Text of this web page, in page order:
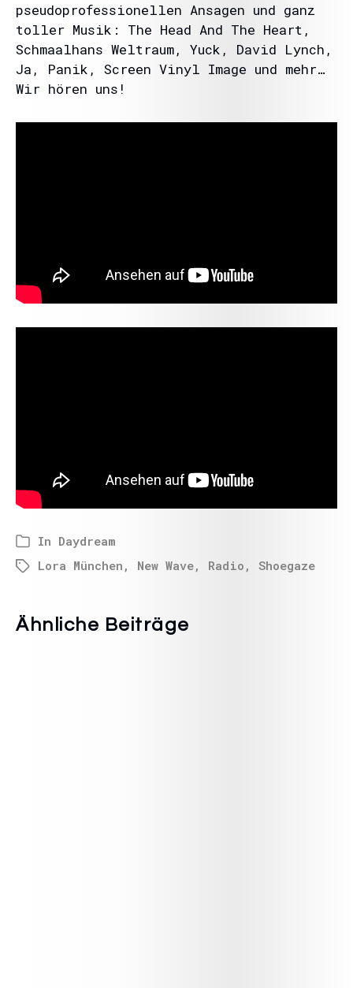
pseudoprofessionellen Ansagen und ganz
toller Musik: The Head And The Heart,
Schmaalhans Weltraum, Yuck, David Lynch,
Ja, Panik, Screen Vinyl Image und mehr…
Wir hören uns!
In Daydream
Lora München , New Wave, Radio , Shoegaze
Ähnliche Beiträge